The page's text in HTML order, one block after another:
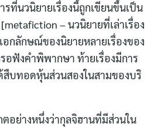
รที่นวนิยายเรื่องนี้ถูกเขียนขึ้นเป็น
– นวนิยายที่เล่าเรื่อง
อกลักษณ์ของนิยายหลายเรื่องของ
อฟังคำพิพากษา ท้ายเรื่องมีการ
สืบทอดหุ้นส่วนสองในสามของบริ
ตอย่างหนึ่งว่ากุลจิฮานที่มีส่วนใน